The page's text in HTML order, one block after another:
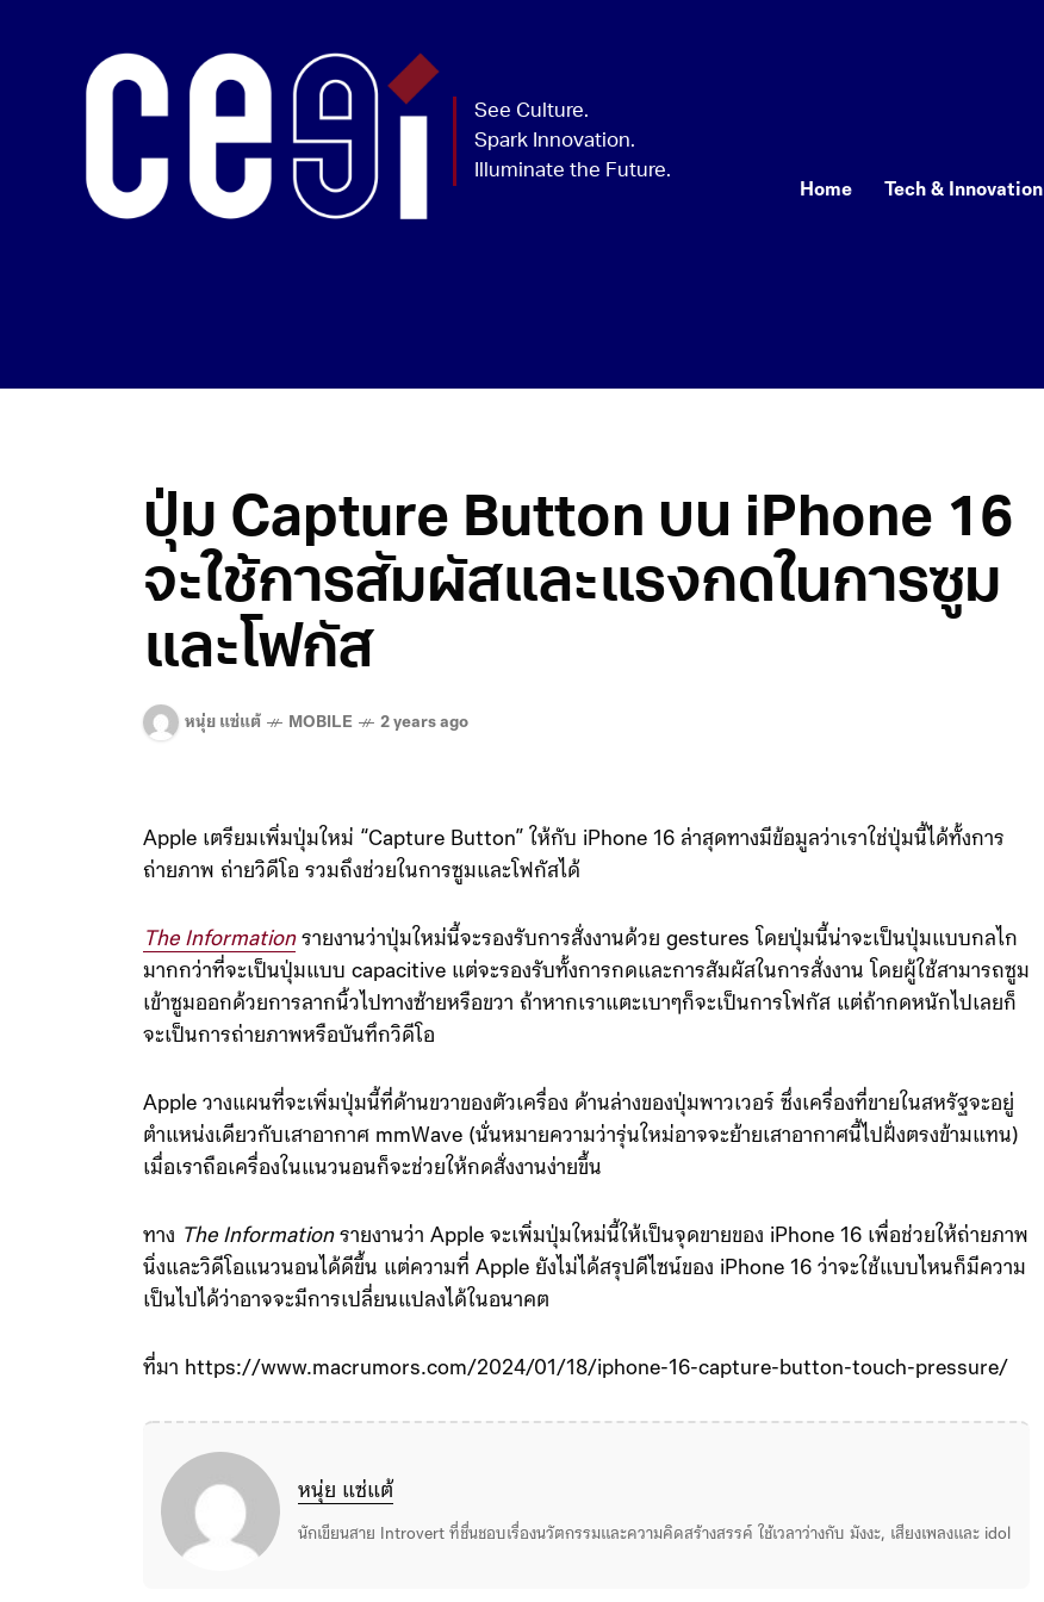
Home Tech & Innovation
ปุ่ม Capture Button บน iPhone 16
จะใช้การสัมผัสและแรงกดในการซูม
และโฟกัส
หนุ่ย แซ่แต้ MOBILE 2 years ago
Apple เตรียมเพิ่มปุ่มใหม่ “Capture Button” ให้กับ iPhone 16 ล่าสุดทางมีข้อมูลว่าเราใช่ปุ่มนี้ได้ทั้งการ
ถ่ายภาพ ถ่ายวิดีโอ รวมถึงช่วยในการซูมและโฟกัสได้
The Informationรายงานว่าปุ่มใหม่นี้จะรองรับการสั่งงานด้วย gestures โดยปุ่มนี้น่าจะเป็นปุ่มแบบกลไก
มากกว่าที่จะเป็นปุ่มแบบ capacitive แต่จะรองรับทั้งการกดและการสัมผัสในการสั่งงาน โดยผู้ใช้สามารถซูม
เข้าซูมออกด้วยการลากนิ้วไปทางซ้ายหรือขวา ถ้าหากเราแตะเบาๆก็จะเป็นการโฟกัส แต่ถ้ากดหนักไปเลยก็
จะเป็นการถ่ายภาพหรือบันทึกวิดีโอ
Apple วางแผนที่จะเพิ่มปุ่มนี้ที่ด้านขวาของตัวเครื่อง ด้านล่างของปุ่มพาวเวอร์ ซึ่งเครื่องที่ขายในสหรัฐจะอยู่
ตำแหน่งเดียวกับเสาอากาศ mmWave (นั่นหมายความว่ารุ่นใหม่อาจจะย้ายเสาอากาศนี้ไปฝั่งตรงข้ามแทน)
เมื่อเราถือเครื่องในแนวนอนก็จะช่วยให้กดสั่งงานง่ายขึ้น
ทาง The Informationรายงานว่า Apple จะเพิ่มปุ่มใหม่นี้ให้เป็นจุดขายของ iPhone 16‌ เพื่อช่วยให้ถ่ายภาพ
นิ่งและวิดีโอแนวนอนได้ดีขึ้น แต่ความที่ Apple ยังไม่ได้สรุปดีไซน์ของ ‌iPhone 16‌ ว่าจะใช้แบบไหนก็มีความ
เป็นไปได้ว่าอาจจะมีการเปลี่ยนแปลงได้ในอนาคต
ที่มา https://www.macrumors.com/2024/01/18/iphone-16-capture-button-touch-pressure/
หนุ่ย แซ่แต้
นักเขียนสาย Introvert ที่ชื่นชอบเรื่องนวัตกรรมและความคิดสร้างสรรค์ ใช้เวลาว่างกับ มังงะ, เสียงเพลงและ idol